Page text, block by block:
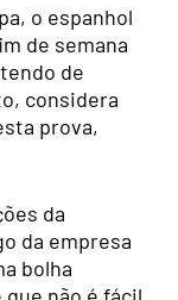
o espanhol
de semana
de
considera
prova,
da
da empresa
bolha
não é fácil